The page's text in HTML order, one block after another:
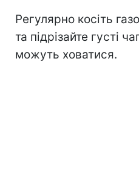
Регулярно косіть
та підрізайте густі
можуть ховатися.